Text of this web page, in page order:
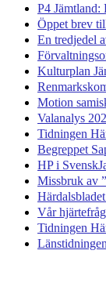
P4 Jämtland:
Öppet brev
En tredjedel
Kulturplan
Motion
Valanalys
Tidningen
Begreppet
HP i
Missbruk av
Vår
Tidningen